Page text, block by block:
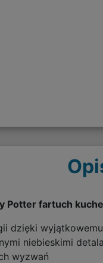
Potter fartuch
dzięki
niebieskimi
wyzwań